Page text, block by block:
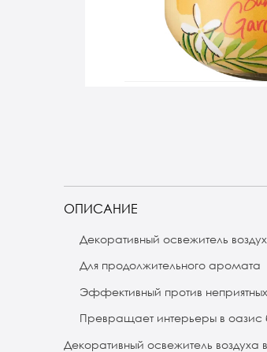
ОПИСАНИЕ
Декоративный освежитель
Для продолжительного аромата
Эффективный против
Превращает интерьеры в оазис
Декоративный освежитель